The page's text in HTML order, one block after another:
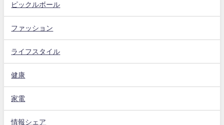
ピックルボール
ファッション
ライフスタイル
健康
家電
情報シェア